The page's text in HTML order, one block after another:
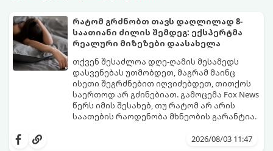
რატომ გრძნობთ თავს დაღლილად 8-
საათიანი ძილის შემდეგ: ექსპერტმა
რეალური მიზეზები დაასახელა
თქვენ შესაძლოა დღე-ღამის მესამედს
დასვენებას უთმობდეთ, მაგრამ მაინც
ისეთი შეგრძნებით იღვიძებდეთ, თითქოს
საერთოდ არ გძინებიათ. გამოცემა Fox News
წერს იმის შესახებ, თუ რატომ არ არის
საათების რაოდენობა მხნეობის გარანტია.
2026/08/03 11:47